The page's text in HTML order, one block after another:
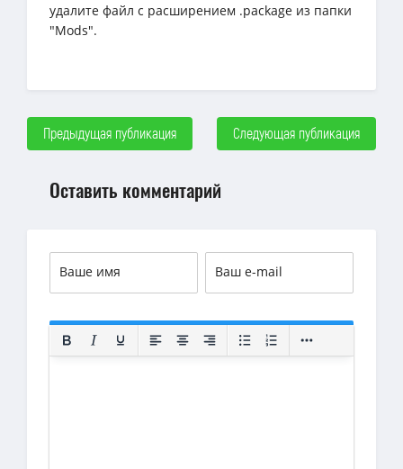
удалите файл с расширением .package из папки
"Mods".
Предыдущая публикация Следующая публикация
Оставить комментарий